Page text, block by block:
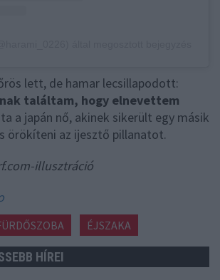
lett, de hamar lecsillapodott:
találtam, hogy elnevettem
a japán nő, akinek sikerült egy másik
örökíteni az ijesztő pillanatot.
illusztráció
ÉJSZAKA
HÍREI